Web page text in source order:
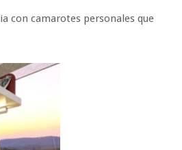
con camarotes personales que